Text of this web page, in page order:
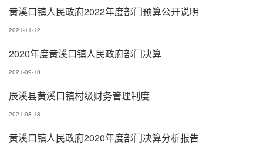
黄溪口镇人民政府2022年度部门预算公开说明
2021-11-12
2020年度黄溪口镇人民政府部门决算
2021-09-10
辰溪县黄溪口镇村级财务管理制度
2021-08-18
黄溪口镇人民政府2020年度部门决算分析报告